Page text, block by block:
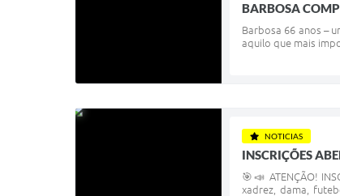
BARBOSA
Barbosa 66 anos –
aquilo que mais
NOTICIAS
INSCRIÇÕES
🎯📣 ATENÇÃO!
xadrez, dama,